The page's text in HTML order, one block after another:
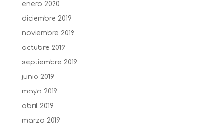
enero 2020
diciembre 2019
noviembre 2019
octubre 2019
septiembre 2019
junio 2019
mayo 2019
abril 2019
marzo 2019